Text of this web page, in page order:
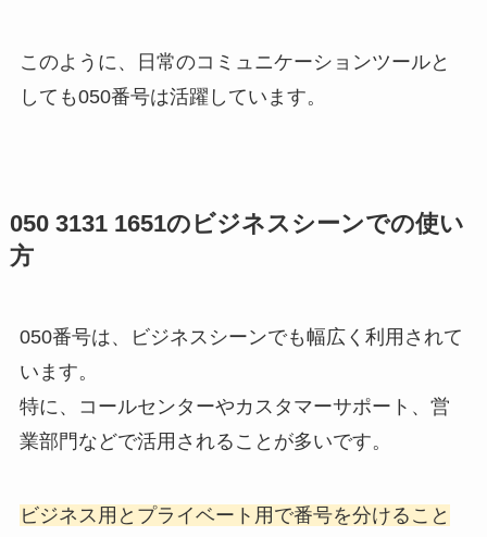
このように、日常のコミュニケーションツールと
しても050番号は活躍しています。
050 3131 1651のビジネスシーンでの使い
方
050番号は、ビジネスシーンでも幅広く利用されて
います。
特に、コールセンターやカスタマーサポート、営
業部門などで活用されることが多いです。
ビジネス用とプライベート用で番号を分けること